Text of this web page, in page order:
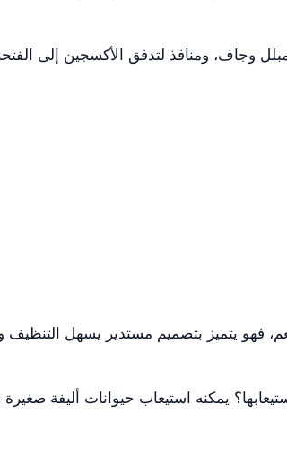
وجاف، ومنافذ لتدفق الأكسجين إلى